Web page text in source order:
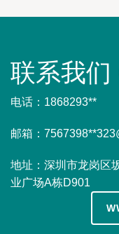
联系我们
电话：1868293**
邮箱：7567398**
地址：深圳市龙岗区
业广场A栋D901